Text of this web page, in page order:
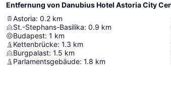
Entfernung von Danubius Hotel Astoria City
Astoria: 0.2 km
St.-Stephans-Basilika: 0.9 km
Budapest: 1 km
Kettenbrücke: 1.3 km
Burgpalast: 1.5 km
Parlamentsgebäude: 1.8 km